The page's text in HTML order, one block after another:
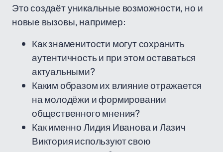
Это создаёт уникальные возможности, но и
новые вызовы, например:
Как знаменитости могут сохранить
аутентичность и при этом оставаться
актуальными?
Каким образом их влияние отражается
на молодёжи и формировании
общественного мнения?
Как именно Лидия Иванова и Лазич
Виктория используют свою